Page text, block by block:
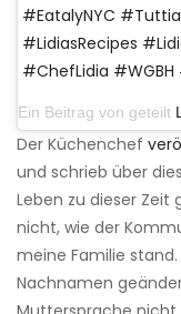
#EatalyNYC
#LidiasRecipes
#ChefLidia #WGBH
Ein Beitrag von geteilt
Der Küchenchef
und schrieb über
Leben zu dieser Zeit
nicht, wie der
meine Familie
Nachnamen